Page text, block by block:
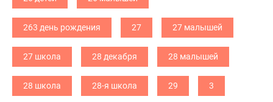
263 день рождения 27 27 малышей
27 школа 28 декабря 28 малышей
28 школа 28-я школа 29 3